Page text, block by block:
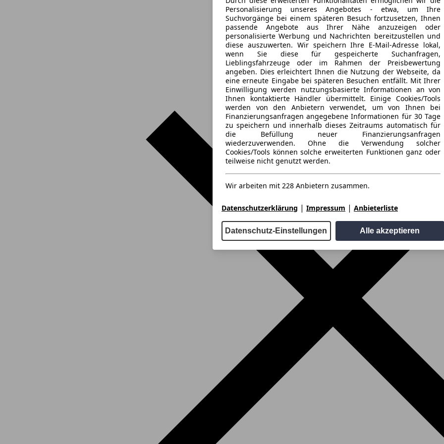
Personalisierung unseres Angebotes - etwa, um Ihre
Suchvorgänge bei einem späteren Besuch fortzusetzen, Ihnen
passende Angebote aus Ihrer Nähe anzuzeigen oder
personalisierte Werbung und Nachrichten bereitzustellen und
diese auszuwerten. Wir speichern Ihre E-Mail-Adresse lokal,
wenn Sie diese für gespeicherte Suchanfragen,
Lieblingsfahrzeuge oder im Rahmen der Preisbewertung
angeben. Dies erleichtert Ihnen die Nutzung der Webseite, da
eine erneute Eingabe bei späteren Besuchen entfällt. Mit Ihrer
Einwilligung werden nutzungsbasierte Informationen an von
Ihnen kontaktierte Händler übermittelt. Einige Cookies/Tools
werden von den Anbietern verwendet, um von Ihnen bei
Finanzierungsanfragen angegebene Informationen für 30 Tage
zu speichern und innerhalb dieses Zeitraums automatisch für
die Befüllung neuer Finanzierungsanfragen
wiederzuverwenden. Ohne die Verwendung solcher
Cookies/Tools können solche erweiterten Funktionen ganz oder
teilweise nicht genutzt werden.
Wir arbeiten mit 228 Anbietern zusammen.
Datenschutzerklärung | Impressum | Anbieterliste
Datenschutz-Einstellungen Alle akzeptieren